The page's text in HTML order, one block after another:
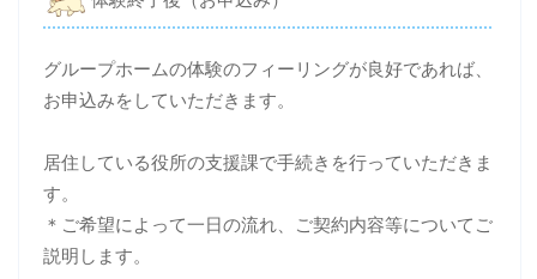
グループホームの体験のフィーリングが良好であれば、
お申込みをしていただきます。
居住している役所の支援課で手続きを行っていただきま
す。
＊ご希望によって一日の流れ、ご契約内容等についてご
説明します。